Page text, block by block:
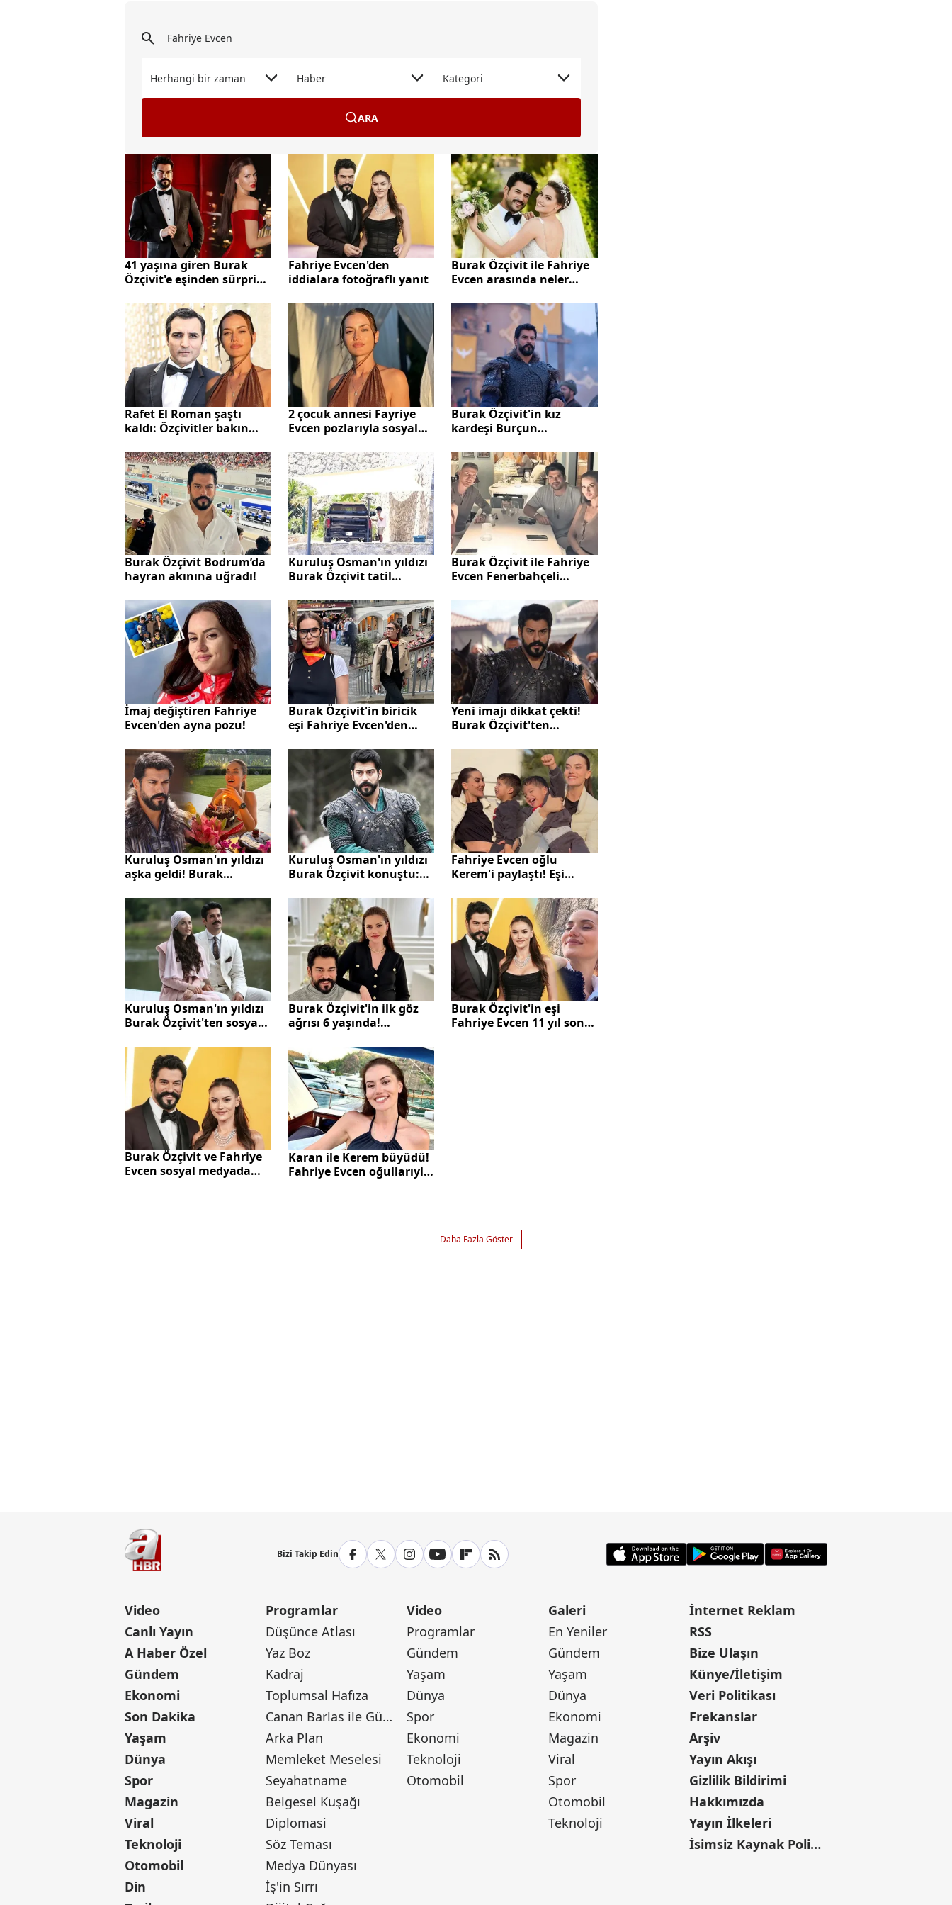
Herhangi bir zaman Haber Kategori
ARA
41 yaşına giren Burak
Özçivit'e eşinden sürpriz
Fahriye Evcen'den
iddialara fotoğraflı yanıt
Burak Özçivit ile Fahriye
Evcen arasında neler
Rafet El Roman şaştı
kaldı: Özçivitler bakın
2 çocuk annesi Fayriye
Evcen pozlarıyla sosyal
Burak Özçivit'in kız
kardeşi Burçun
kamaştırdı! Abi-kardeş
ikiz gibiler
Burak Özçivit Bodrum’da
hayran akınına uğradı!
Kuruluş Osman'ın yıldızı
Burak Özçivit tatil
Burak Özçivit ile Fahriye
Evcen Fenerbahçeli
geldi
İmaj değiştiren Fahriye
Evcen'den ayna pozu!
Burak Özçivit'in biricik
eşi Fahriye Evcen'den
Yeni imajı dikkat çekti!
Burak Özçivit'ten
Kuruluş Osman'ın yıldızı
aşka geldi! Burak
romantik kutlama!
Kuruluş Osman'ın yıldızı
Burak Özçivit konuştu:
olarak çok zenginiz"
Fahriye Evcen oğlu
Kerem'i paylaştı! Eşi
bırakmadı
Kuruluş Osman'ın yıldızı
Burak Özçivit'ten sosyal
paylaşım
Burak Özçivit'in ilk göz
ağrısı 6 yaşında!
çekti
Burak Özçivit'in eşi
Fahriye Evcen 11 yıl sonra
Burak Özçivit ve Fahriye
Evcen sosyal medyada
Karan ile Kerem büyüdü!
Fahriye Evcen oğullarıyla
Daha Fazla Göster
Bizi Takip Edin
Video
Canlı Yayın
A Haber Özel
Gündem
Ekonomi
Son Dakika
Yaşam
Dünya
Spor
Magazin
Viral
Teknoloji
Otomobil
Din
Programlar
Düşünce Atlası
Yaz Boz
Kadraj
Toplumsal Hafıza
Canan Barlas ile Gündem
Arka Plan
Memleket Meselesi
Seyahatname
Belgesel Kuşağı
Diplomasi
Söz Teması
Medya Dünyası
İş'in Sırrı
Video
Programlar
Gündem
Yaşam
Dünya
Spor
Ekonomi
Teknoloji
Otomobil
Galeri
En Yeniler
Gündem
Yaşam
Dünya
Ekonomi
Magazin
Viral
Spor
Otomobil
Teknoloji
İnternet Reklam
RSS
Bize Ulaşın
Künye/İletişim
Veri Politikası
Frekanslar
Arşiv
Yayın Akışı
Gizlilik Bildirimi
Hakkımızda
Yayın İlkeleri
İsimsiz Kaynak Politikası